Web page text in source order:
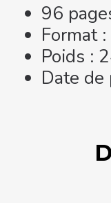
96
Format
Poids :
Date